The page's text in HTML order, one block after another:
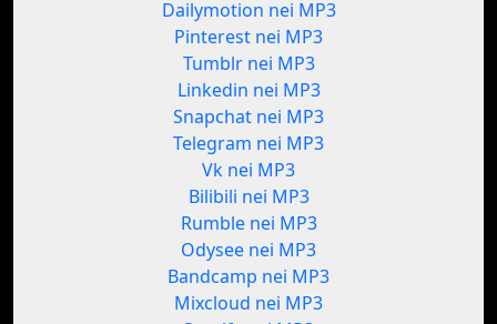
Dailymotion nei MP3
Pinterest nei MP3
Tumblr nei MP3
Linkedin nei MP3
Snapchat nei MP3
Telegram nei MP3
Vk nei MP3
Bilibili nei MP3
Rumble nei MP3
Odysee nei MP3
Bandcamp nei MP3
Mixcloud nei MP3